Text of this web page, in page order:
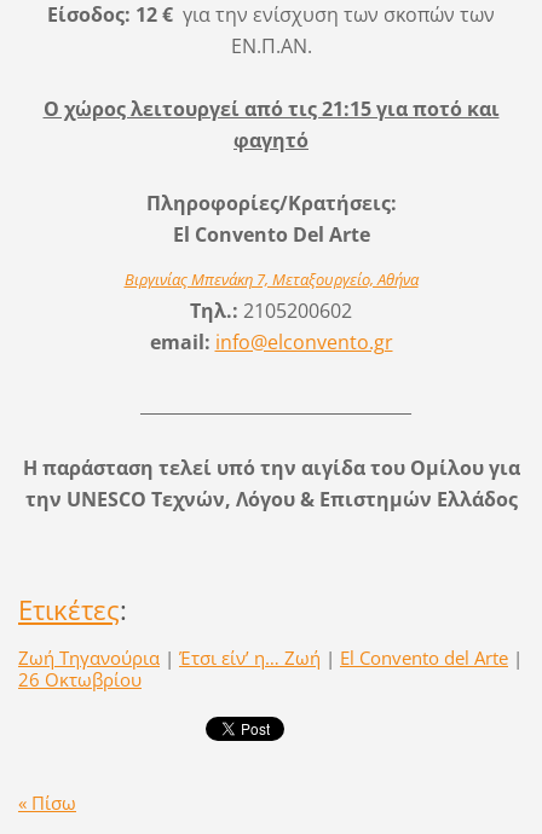
Είσοδος: 12 € για την ενίσχυση των σκοπών των
ΕΝ.Π.ΑΝ.
Ο χώρος λειτουργεί από τις 21:15 για ποτό και
φαγητό
Πληροφορίες/Κρατήσεις:
El Convento Del Arte
Βιργινίας Μπενάκη 7, Μεταξουργείο, Αθήνα
Τηλ.: 2105200602
email: info@elconvento.gr
Η παράσταση τελεί υπό την αιγίδα του Ομίλου για
την UNESCO Τεχνών, Λόγου & Επιστημών Ελλάδος
Ετικέτες:
Ζωή Τηγανούρια | Έτσι είν’ η… Ζωή | El Convento del Arte |
26 Οκτωβρίου
« Πίσω